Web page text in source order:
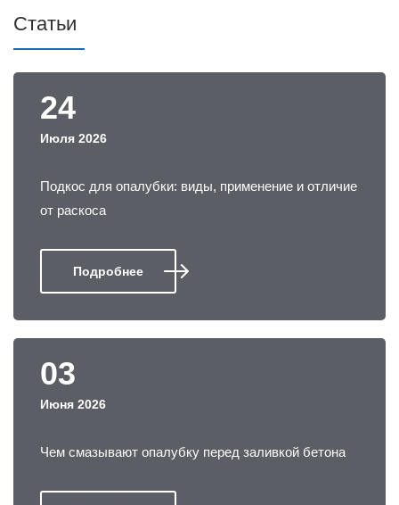
Статьи
24
Июля 2026
Подкос для опалубки: виды, применение и отличие
от раскоса
Подробнее
03
Июня 2026
Чем смазывают опалубку перед заливкой бетона